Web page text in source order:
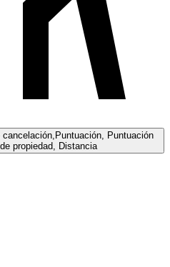
cancelación,Puntuación, Puntuación
propiedad, Distancia